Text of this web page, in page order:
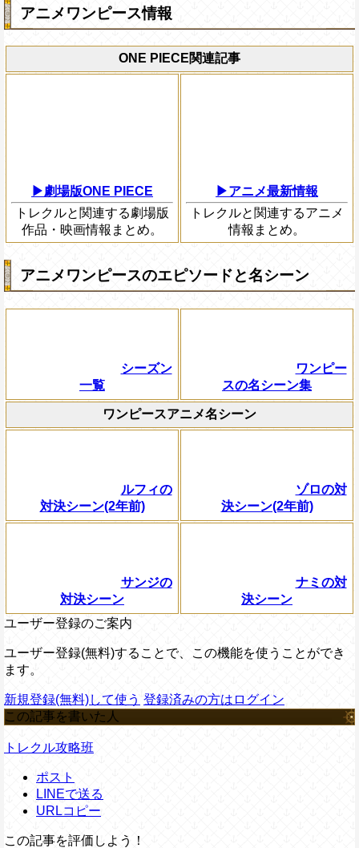
アニメワンピース情報
ONE PIECE関連記事
▶劇場版ONE PIECE
トレクルと関連する劇場版
作品・映画情報まとめ。
▶アニメ最新情報
トレクルと関連するアニメ
情報まとめ。
アニメワンピースのエピソードと名シーン
シーズン
一覧
ワンピー
スの名シーン集
ワンピースアニメ名シーン
ルフィの
対決シーン(2年前)
ゾロの対
決シーン(2年前)
サンジの
対決シーン
ナミの対
決シーン
ユーザー登録のご案内
ユーザー登録(無料)することで、この機能を使うことができ
ます。
新規登録(無料)して使う 登録済みの方はログイン
この記事を書いた人
トレクル攻略班
ポスト
LINEで送る
URLコピー
この記事を評価しよう！